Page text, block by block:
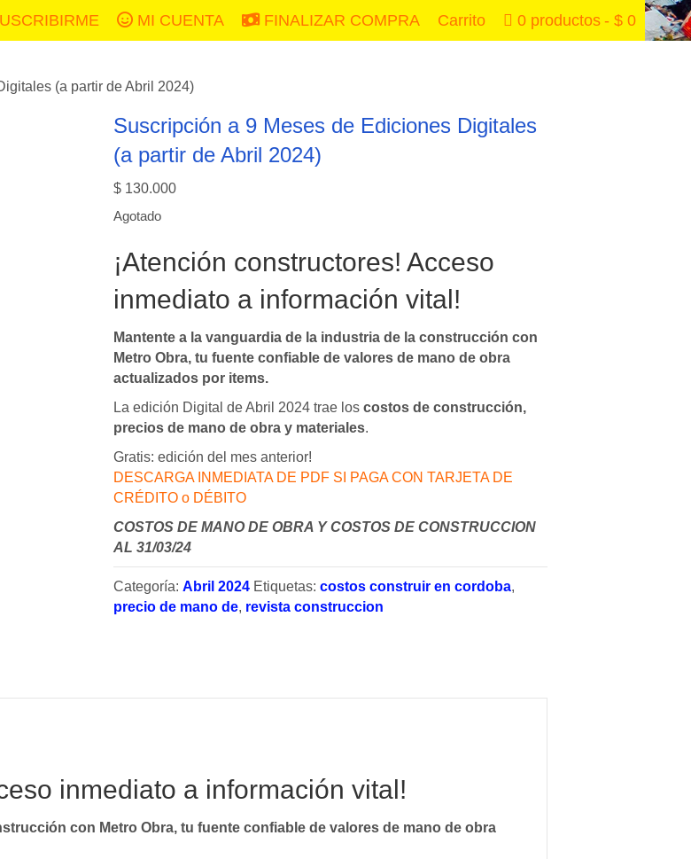
MI CUENTA FINALIZAR COMPRA Carrito 0 productos $ 0
(a partir de Abril 2024)
Suscripción a 9 Meses de Ediciones Digitales
(a partir de Abril 2024)
$ 130.000
Agotado
¡Atención constructores! Acceso
inmediato a información vital!
Mantente a la vanguardia de la industria de la construcción con
Metro Obra, tu fuente confiable de valores de mano de obra
actualizados por items.
La edición Digital de Abril 2024 trae loscostos de construcción,
precios de mano de obra y materiales.
Gratis: edición del mes anterior!
DESCARGA INMEDIATA DE PDF SI PAGA CON TARJETA DE
CRÉDITO o DÉBITO
COSTOS DE MANO DE OBRA Y COSTOS DE CONSTRUCCION
AL 31/03/24
Categoría:Abril 2024 Etiquetas:costos construir en cordoba,
precio de mano de, revista construccion
inmediato a información vital!
con Metro Obra, tu fuente confiable de valores de mano de obra